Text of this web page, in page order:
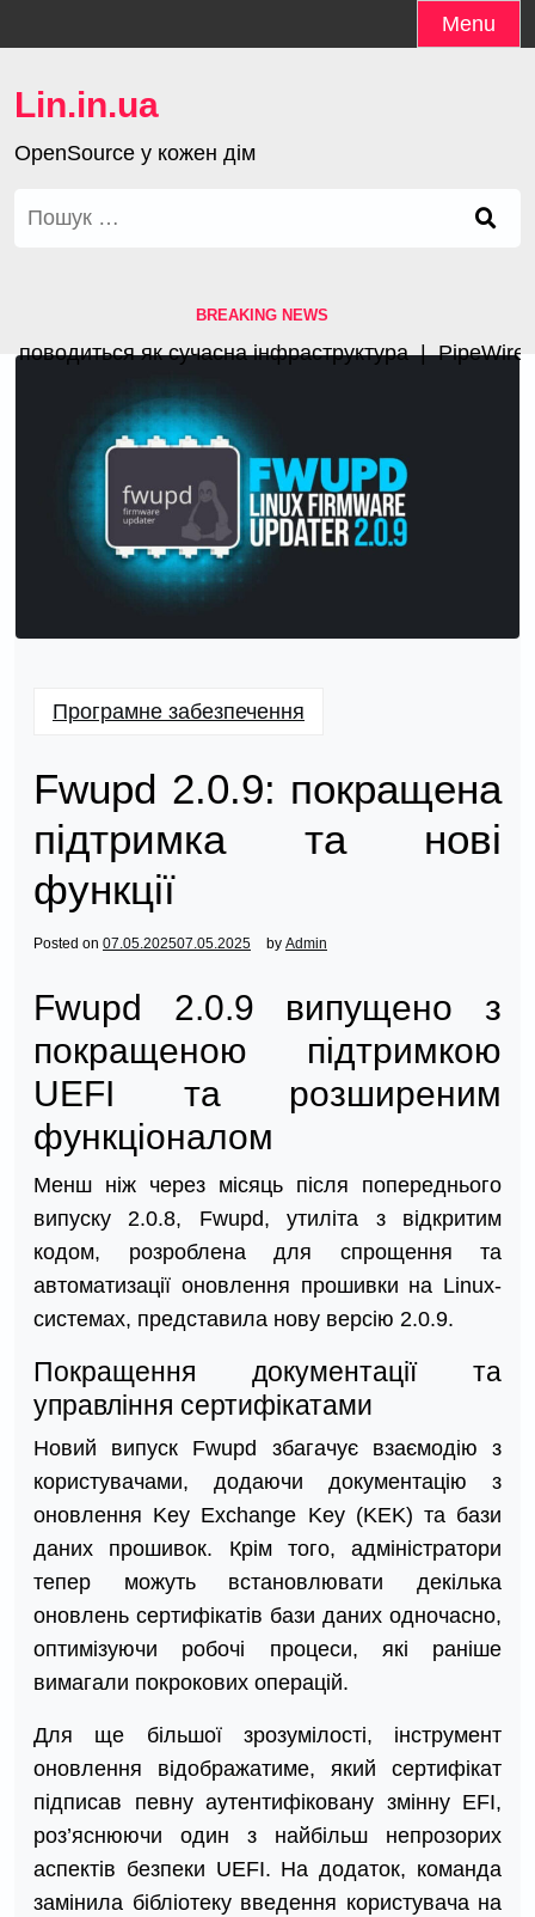
to
Menu
Lin.in.ua
OpenSource у кожен дім
Пошук:
BREAKING NEWS
як сучасна інфраструктура |PipeWire
Програмне забезпечення
Fwupd 2.0.9: покращена
підтримка та нові
функції
Posted on 07.05.202507.05.2025 by Admin
Fwupd 2.0.9 випущено з
покращеною підтримкою
UEFI та розширеним
функціоналом
Менш ніж через місяць після попереднього
випуску 2.0.8, Fwupd, утиліта з відкритим
кодом, розроблена для спрощення та
автоматизації оновлення прошивки на Linux-
системах, представила нову версію 2.0.9.
Покращення документації та
управління сертифікатами
Новий випуск Fwupd збагачує взаємодію з
користувачами, додаючи документацію з
оновлення Key Exchange Key (KEK) та бази
даних прошивок. Крім того, адміністратори
тепер можуть встановлювати декілька
оновлень сертифікатів бази даних одночасно,
оптимізуючи робочі процеси, які раніше
вимагали покрокових операцій.
Для ще більшої зрозумілості, інструмент
оновлення відображатиме, який сертифікат
підписав певну аутентифіковану змінну EFI,
роз’яснюючи один з найбільш непрозорих
аспектів безпеки UEFI. На додаток, команда
замінила бібліотеку введення користувача на